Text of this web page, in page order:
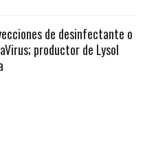
de desinfectante o
productor de Lysol